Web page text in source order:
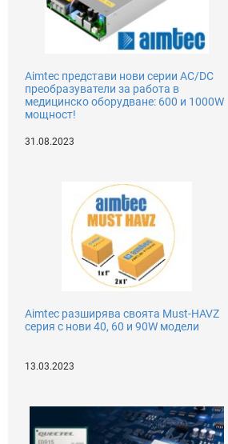
Aimtec представи нови серии AC/DC
преобразуватели за работа в
медицинско оборудване: 600 и 1000W
мощност!
31.08.2023
Aimtec разширява своята Must-HAVZ
серия с нови 40, 60 и 90W модели
13.03.2023